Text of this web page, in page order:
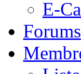
E-
Forums